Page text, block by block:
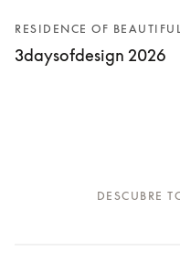
RESIDENCE OF
3daysofdesign 2026
DESCUBRE